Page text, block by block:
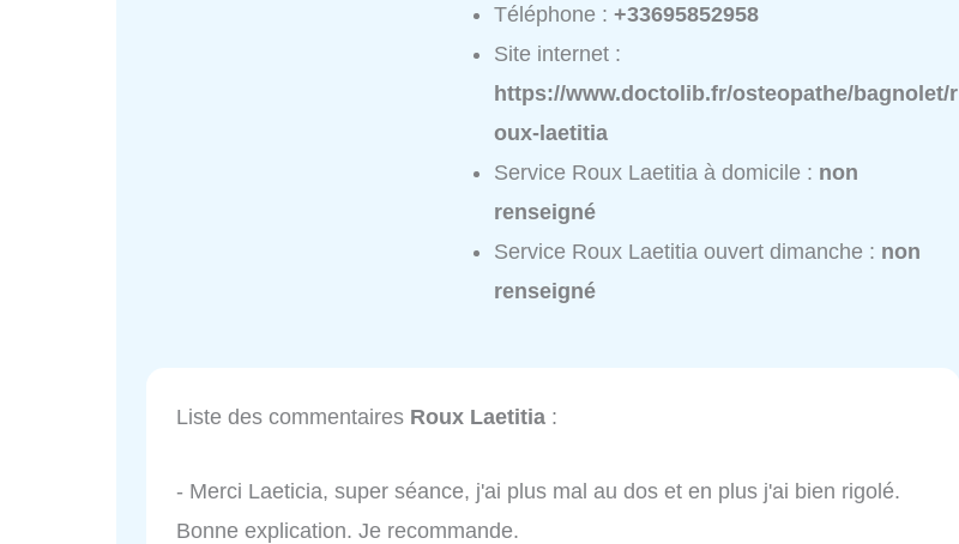
Téléphone :+33695852958
Site internet :
https://www.doctolib.fr/osteopathe/bagnolet/r
oux-laetitia
Service Roux Laetitia à domicile : non
renseigné
Service Roux Laetitia ouvert dimanche : non
renseigné
Liste des commentaires Roux Laetitia :
- Merci Laeticia, super séance, j'ai plus mal au dos et en plus j'ai bien rigolé.
Bonne explication. Je recommande.